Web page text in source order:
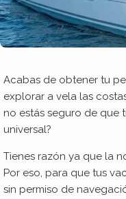
Acabas de obtener tu
explorar a vela las
no estás seguro de que
universal?
Tienes razón ya que la
Por eso, para que tus
sin permiso de